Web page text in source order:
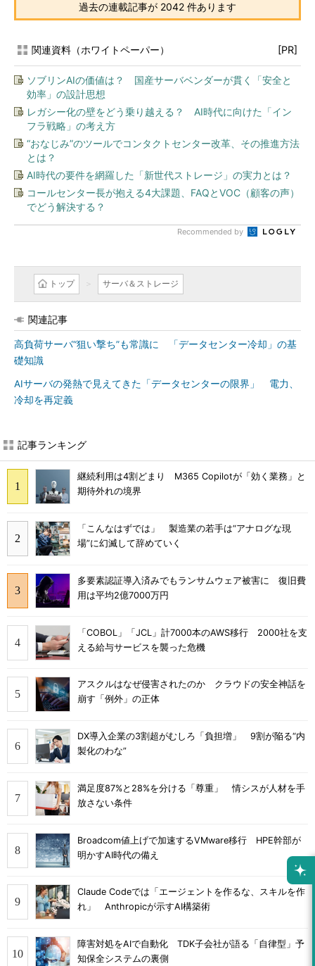
過去の連載記事が 2042 件あります
関連資料（ホワイトペーパー） [PR]
ソブリンAIの価値は？ 国産サーバベンダーが貫く「安全と
効率」の設計思想
レガシー化の壁をどう乗り越える？ AI時代に向けた「イン
フラ戦略」の考え方
“おなじみ”のツールでコンタクトセンター改革、その推進方法
とは？
AI時代の要件を網羅した「新世代ストレージ」の実力とは？
コールセンター長が抱える4大課題、FAQとVOC（顧客の声）
でどう解決する？
Recommended by
トップ サーバ＆ストレージ
関連記事
高負荷サーバ“狙い撃ち”も常識に 「データセンター冷却」の基
礎知識
AIサーバの発熱で見えてきた「データセンターの限界」 電力、
冷却を再定義
記事ランキング
継続利用は4割どまり M365 Copilotが「効く業務」と
期待外れの境界
「こんなはずでは」 製造業の若手は“アナログな現
場”に幻滅して辞めていく
多要素認証導入済みでもランサムウェア被害に 復旧費
用は平均2億7000万円
「COBOL」「JCL」計7000本のAWS移行 2000社を支
える給与サービスを襲った危機
アスクルはなぜ侵害されたのか クラウドの安全神話を
崩す「例外」の正体
DX導入企業の3割超がむしろ「負担増」 9割が陥る“内
製化のわな”
満足度87%と28%を分ける「尊重」 情シスが人材を手
放さない条件
Broadcom値上げで加速するVMware移行 HPE幹部が
明かすAI時代の備え
Claude Codeでは「エージェントを作るな、スキルを作
れ」 Anthropicが示すAI構築術
障害対処をAIで自動化 TDK子会社が語る「自律型」予
知保全システムの裏側